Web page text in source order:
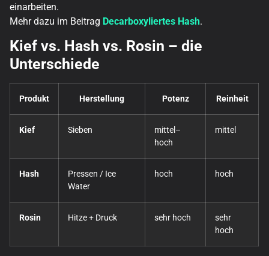
einarbeiten.
Mehr dazu im Beitrag Decarboxyliertes Hash.
Kief vs. Hash vs. Rosin – die
Unterschiede
Produkt Herstellung Potenz Reinheit
Kief Sieben
mittel–
hoch
mittel
Hash
Pressen / Ice
Water
hoch hoch
Rosin Hitze + Druck sehr hoch
sehr
hoch